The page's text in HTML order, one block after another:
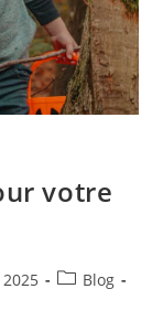
votre
Blog